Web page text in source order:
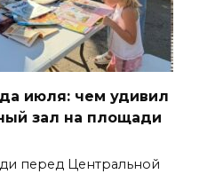
июля: чем удивил
зал на площади
перед Центральной